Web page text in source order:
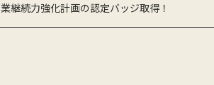
継続力強化計画の認定バッジ取得！